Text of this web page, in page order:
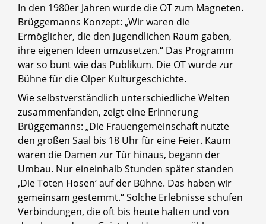
In den 1980er Jahren wurde die OT zum Magneten.
Brüggemanns Konzept: „Wir waren die
Ermöglicher, die den Jugendlichen Raum gaben,
ihre eigenen Ideen umzusetzen.“ Das Programm
war so bunt wie das Publikum. Die OT wurde zur
Bühne für die Olper Kulturgeschichte.
Wie selbstverständlich unterschiedliche Welten
zusammenfanden, zeigt eine Erinnerung
Brüggemanns: „Die Frauengemeinschaft nutzte
den großen Saal bis 18 Uhr für eine Feier. Kaum
waren die Damen zur Tür hinaus, begann der
Umbau. Nur eineinhalb Stunden später standen
‚Die Toten Hosen‘ auf der Bühne. Das haben wir
gemeinsam gestemmt.“ Solche Erlebnisse schufen
Verbindungen, die oft bis heute halten und von